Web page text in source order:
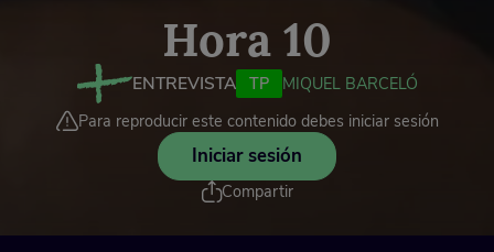
Hora 10
ENTREVISTA TP
MIQUEL BARCELÓ
Para reproducir este contenido debes iniciar sesión
Iniciar sesión
Compartir